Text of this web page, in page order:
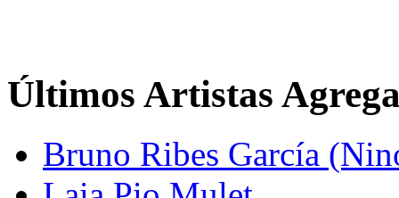
Últimos Artistas
Bruno Ribes García